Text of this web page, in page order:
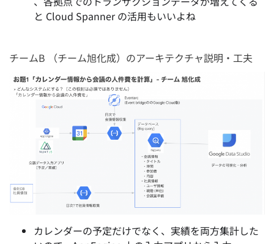
と Cloud Spanner の活用もいいよね
チームB （チーム旭化成）のアーキテクチャ説明・工夫
カレンダーの予定だけでなく、実績を両方集計した